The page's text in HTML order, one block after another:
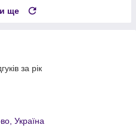
ще
за рік
Україна